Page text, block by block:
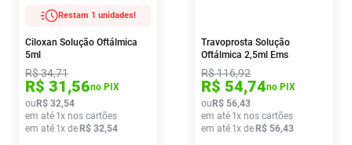
Restam 1 unidades!
Ciloxan Solução Oftálmica
5ml
R$34,71
R$ 31,56no PIX
ou R$ 32,54
em até 1x nos cartões
em até 1x de R$ 32,54
Travoprosta Solução
Oftálmica 2,5ml Ems
R$116,92
R$ 54,74no PIX
ou R$ 56,43
em até 1x nos cartões
em até 1x de R$ 56,43